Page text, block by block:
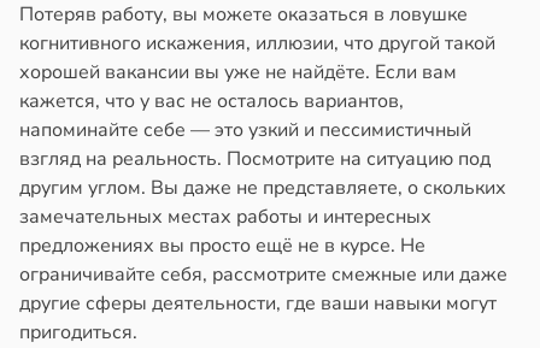
Потеряв работу, вы можете оказаться в ловушке
когнитивного искажения, иллюзии, что другой такой
хорошей вакансии вы уже не найдёте. Если вам
кажется, что у вас не осталось вариантов,
напоминайте себе — это узкий и пессимистичный
взгляд на реальность. Посмотрите на ситуацию под
другим углом. Вы даже не представляете, о скольких
замечательных местах работы и интересных
предложениях вы просто ещё не в курсе. Не
ограничивайте себя, рассмотрите смежные или даже
другие сферы деятельности, где ваши навыки могут
пригодиться.